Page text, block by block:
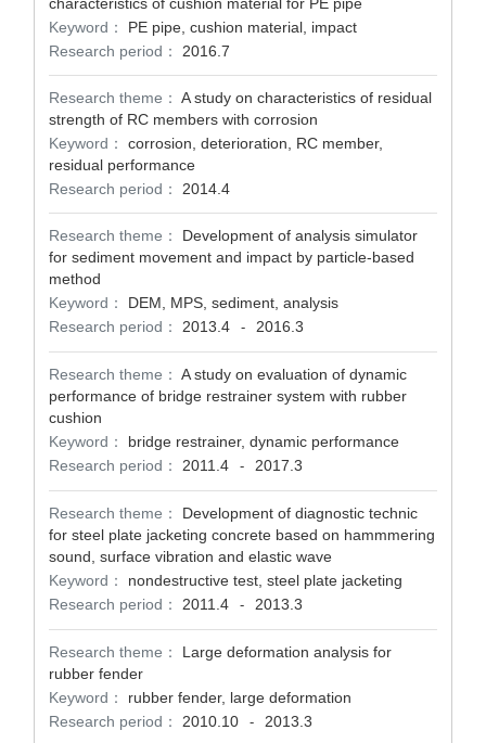
Keyword：
PE pipe, cushion material, impact
Research period：
2016.7
Research theme： A study on characteristics of residual
strength of RC members with corrosion
Keyword：
corrosion, deterioration, RC member,
residual performance
Research period：
2014.4
Research theme：
Development of analysis simulator
for sediment movement and impact by particle-based
method
Keyword：
DEM, MPS, sediment, analysis
Research period：
2013.4 - 2016.3
Research theme： A study on evaluation of dynamic
performance of bridge restrainer system with rubber
cushion
Keyword：
bridge restrainer, dynamic performance
Research period：
2011.4 - 2017.3
Research theme：
Development of diagnostic technic
for steel plate jacketing concrete based on hammmering
sound, surface vibration and elastic wave
Keyword：
nondestructive test, steel plate jacketing
Research period：
2011.4 - 2013.3
Research theme：
Large deformation analysis for
rubber fender
Keyword：
rubber fender, large deformation
Research period：
2010.10 - 2013.3